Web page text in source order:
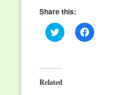
Share this:
Click
to
(Opens
in
new
Click
to
Related